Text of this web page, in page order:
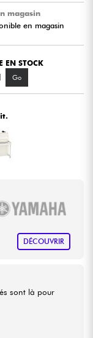
magasin
en magasin
EN STOCK
Go
DÉCOUVRIR
sont là pour